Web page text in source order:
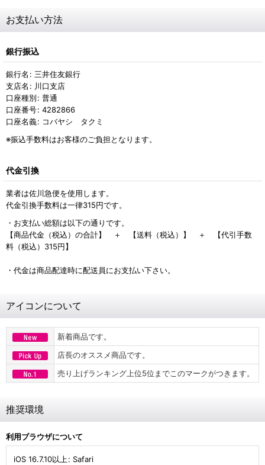
お支払い方法
銀行振込
銀行名 : 三井住友銀行
支店名 : 川口支店
口座種別: 普通
口座番号: 4282866
口座名義: コバヤシ タクミ
※振込手数料はお客様のご負担となります。
代金引換
業者は佐川急便を使用します。
代金引換手数料は一律315円です。
・お支払い総額は以下の通りです。
【商品代金（税込）の合計】 ＋ 【送料（税込）】 ＋ 【代引手数
料（税込）315円】
・代金は商品配達時に配送員にお支払い下さい。
アイコンについて
新着商品です。
店長のオススメ商品です。
売り上げランキング上位5位までこのマークがつきます。
推奨環境
利用ブラウザについて
iOS 16.7.10以上: Safari